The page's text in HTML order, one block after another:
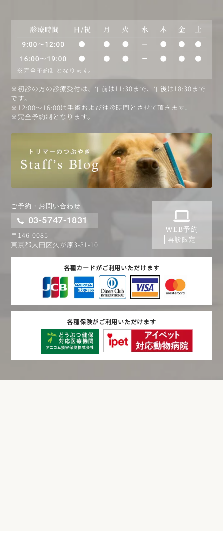
※初診の方の診療受付は、午前は11:30まで、午後は18:30まで
です。
※12:00〜16:00は手術および往診時間とさせて頂きます。
※完全予約制となります。
ご予約・お問い合わせ
03-5747-1831
〒146-0085
東京都大田区久が原3-31-10
WEB予約
再診限定
各種カードがご利用いただけます
各種保険がご利用いただけます